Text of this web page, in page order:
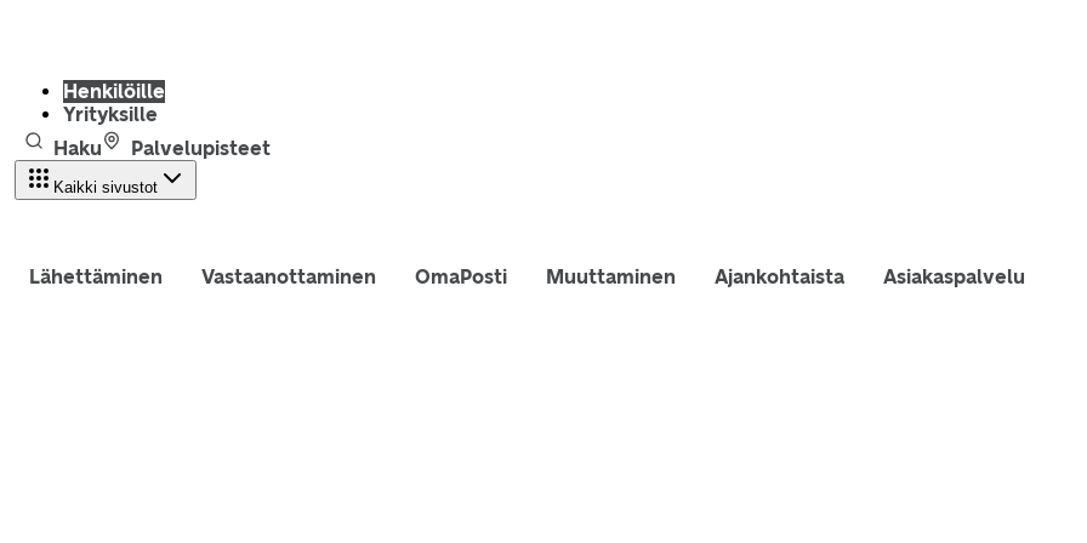
Henkilöille
Yrityksille
Haku
Palvelupisteet
Kaikki sivustot
Lähettäminen Vastaanottaminen OmaPosti Muuttaminen Ajankohtaista Asiakaspalvelu